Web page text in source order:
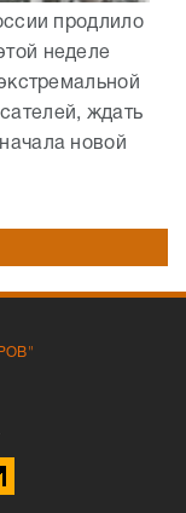
продлило
неделе
ждать
новой